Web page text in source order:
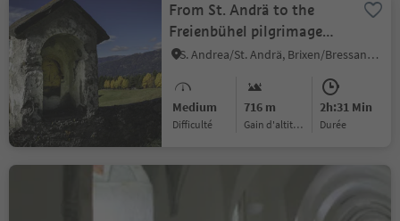
From St. Andrä to the
Freienbühel pilgrimage
church - Kreuzweg Trail
S. Andrea/St. Andrä, Brixen/Bressanone, Brixen/Bressanone and environs
Medium
Difficulté
716 m
Gain d'altitude
2h:31 Min
durée
Allerengelberg